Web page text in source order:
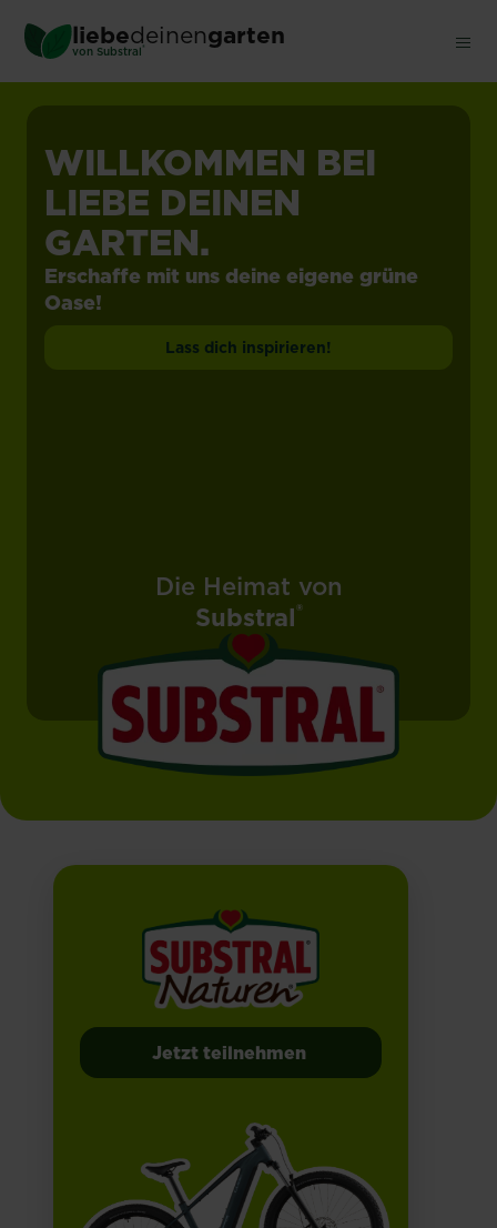
main
content
liebedeinengarten
von Substral ®
WILLKOMMEN BEI
LIEBE DEINEN
GARTEN.
Erschaffe mit uns deine eigene grüne
Oase!
Lass dich inspirieren!
Die Heimat von
Substral®
Jetzt teilnehmen